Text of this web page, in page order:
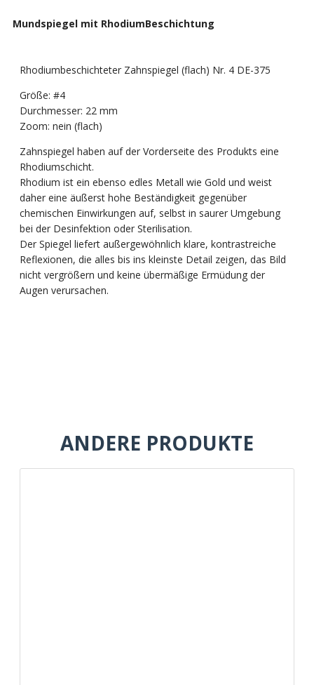
Mundspiegel mit RhodiumBeschichtung
Rhodiumbeschichteter Zahnspiegel (flach) Nr. 4 DE-375
Größe: #4
Durchmesser: 22 mm
Zoom: nein (flach)
Zahnspiegel haben auf der Vorderseite des Produkts eine
Rhodiumschicht.
Rhodium ist ein ebenso edles Metall wie Gold und weist
daher eine äußerst hohe Beständigkeit gegenüber
chemischen Einwirkungen auf, selbst in saurer Umgebung
bei der Desinfektion oder Sterilisation.
Der Spiegel liefert außergewöhnlich klare, kontrastreiche
Reflexionen, die alles bis ins kleinste Detail zeigen, das Bild
nicht vergrößern und keine übermäßige Ermüdung der
Augen verursachen.
ANDERE PRODUKTE